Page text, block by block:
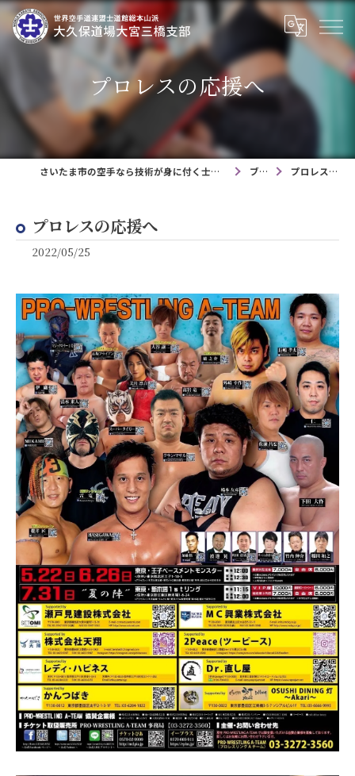
プロレスの応援へ
さいたま市の空手なら技術が身に付く士道館大久保道場大宮三橋支部 ブログ プロレスの応援へ
プロレスの応援へ
2022/05/25